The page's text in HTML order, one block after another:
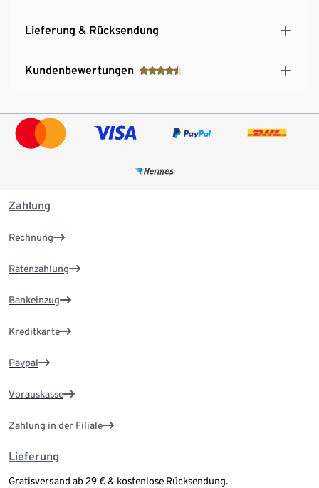
Lieferung & Rücksendung
Kundenbewertungen
Zahlung
Rechnung
Ratenzahlung
Bankeinzug
Kreditkarte
Paypal
Vorauskasse
Zahlung in der Filiale
Lieferung
Gratisversand ab 29 € & kostenlose Rücksendung.